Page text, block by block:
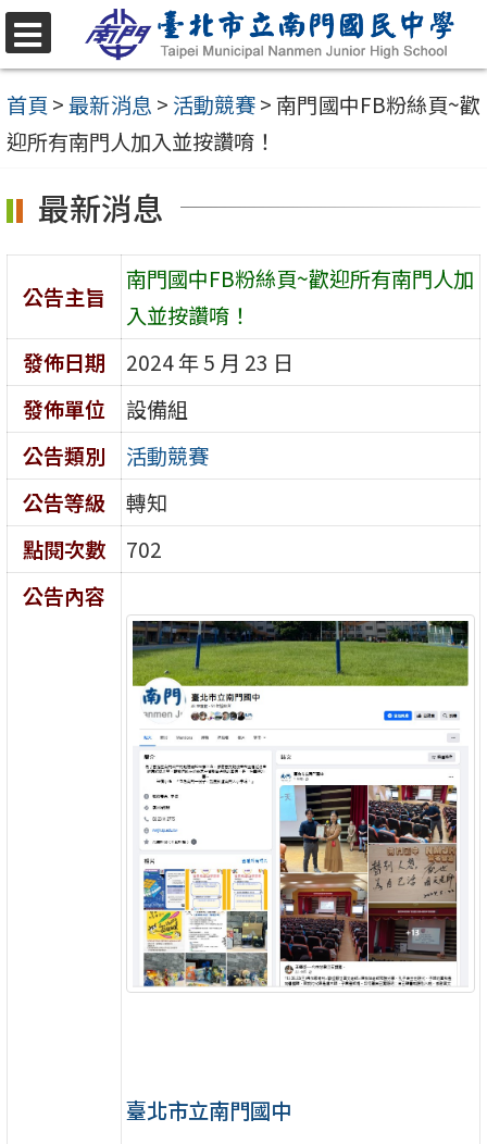
跳
至
主
要
容
選
單
首頁 >最新消息 > 活動競賽>南門國中FB粉絲頁~歡
迎所有南門人加入並按讚唷！
最新消息
公告主旨
南門國中FB粉絲頁~歡迎所有南門人加
入並按讚唷！
發佈日期
2024 年 5 月 23 日
發佈單位
設備組
公告類別
活動競賽
公告等級
轉知
點閱次數
702
公告內容
臺北市立南門國中